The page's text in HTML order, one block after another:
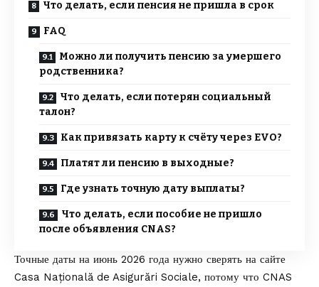
Что делать, если пенсия не пришла в срок
FAQ
Можно ли получить пенсию за умершего
родственника?
Что делать, если потерян социальный
талон?
Как привязать карту к счёту через EVO?
Платят ли пенсию в выходные?
Где узнать точную дату выплаты?
Что делать, если пособие не пришло
после объявления CNAS?
Точные даты на июнь 2026 года нужно сверять на сайте
Casa Națională de Asigurări Sociale, потому что CNAS